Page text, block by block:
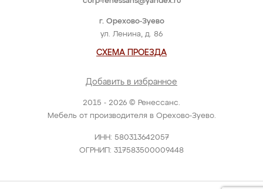
2015 - 2026 © Ренессанс.
Мебель от производителя в Орехово-Зуево.
ИНН: 580313642057
ОГРНИП: 317583500009448
г. Орехово-Зуево
ул. Ленина, д. 86
СХЕМА ПРОЕЗДА
Добавить в избранное